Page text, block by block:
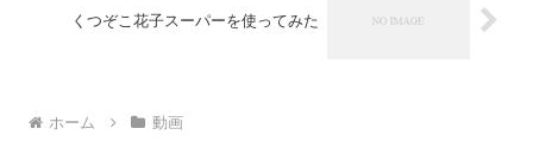
くつぞこ花子スーパーを使ってみた
ホーム 動画